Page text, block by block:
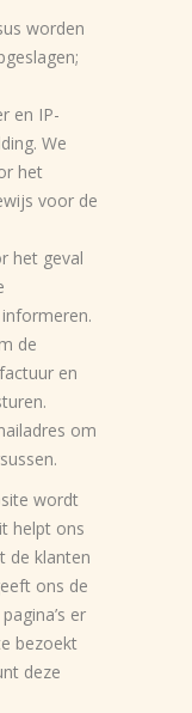
worden
en IP-
We
het
voor de
het geval
de
en
om
wordt
helpt ons
de klanten
ons de
er
bezoekt
deze